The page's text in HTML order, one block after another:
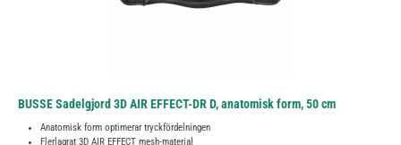
BUSSE Sadelgjord 3D AIR EFFECT-DR D, anatomisk form, 50 cm
Anatomisk form optimerar tryckfördelningen
Flerlagrat 3D AIR EFFECT mesh-material